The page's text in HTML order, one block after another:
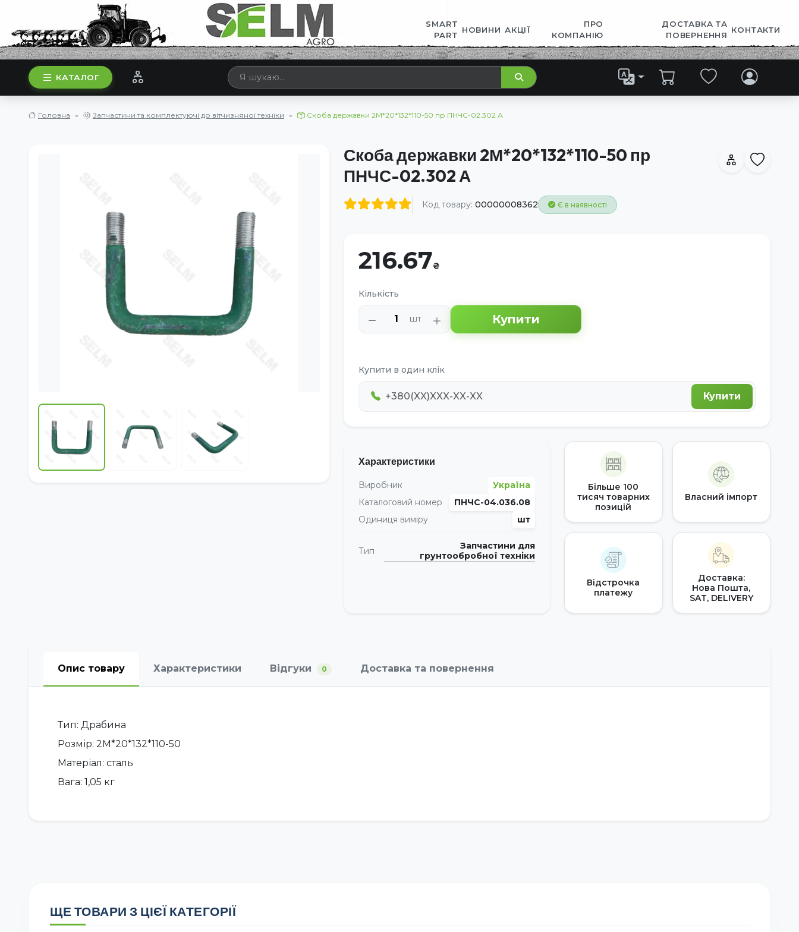
SMART
PART
НОВИНИ АКЦІЇ
ПРО
КОМПАНІЮ
ДОСТАВКА ТА
ПОВЕРНЕННЯ
КОНТАКТИ
КАТАЛОГ
Головна Запчастини та комплектуючі до вітчизняної техніки Скоба державки 2М*20*132*110-50 пр ПНЧС-02.302 А
Скоба державки 2М*20*132*110-50 пр
ПНЧС-02.302 А
Код товару: 00000008362 Є в наявності
216.67
Кількість
шт Купити
Купити в один клік
Купити
Характеристики
Виробник
Україна
Каталоговий номер
ПНЧС-04.036.08
Одиниця виміру
шт
Тип
Запчастини для
грунтообробної техніки
Більше 100
тисяч товарних
позицій
Власний імпорт
Відстрочка
платежу
Доставка:
Нова Пошта,
SAT, DELIVERY
Опис товару Характеристики Відгуки 0 Доставка та повернення
Тип: Драбина
Розмір: 2М*20*132*110-50
Матеріал: сталь
Вага: 1,05 кг
ЩЕ ТОВАРИ З ЦІЄЇ КАТЕГОРІЇ